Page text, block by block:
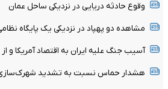
وقوع حادثه دریایی در نزدیکی ساحل عمان
مشاهده دو پهپاد در نزدیکی یک پایگاه
آسیب جنگ علیه ایران به اقتصاد آمریکا و
هشدار حماس نسبت به تشدید